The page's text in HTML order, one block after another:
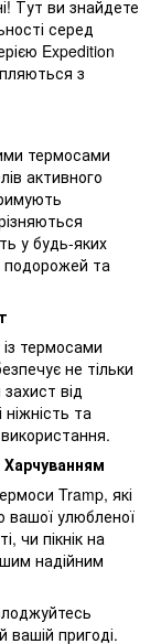
Тут ви знайдете
серед
Expedition
з
термосами
активного
у будь-яких
подорожей та
термосами
не тільки
від
та
Tramp, які
вашої улюбленої
чи пікнік на
надійним
пригоді.